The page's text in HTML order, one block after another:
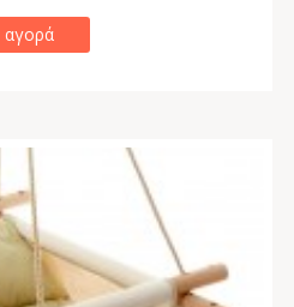
αγορά